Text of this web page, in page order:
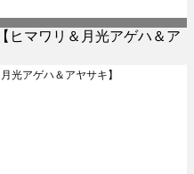
光アゲハ＆アヤサキ】